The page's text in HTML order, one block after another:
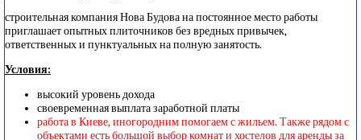
строительная компания Нова Будова на постоянное место работы
приглашает опытных плиточников без вредных привычек,
ответственных и пунктуальных на полную занятость.
Условия:
высокий уровень дохода
своевременная выплата заработной платы
работа в Киеве, иногородним помогаем с жильем. Также рядом с
объектами есть большой выбор комнат и хостелов для аренды за